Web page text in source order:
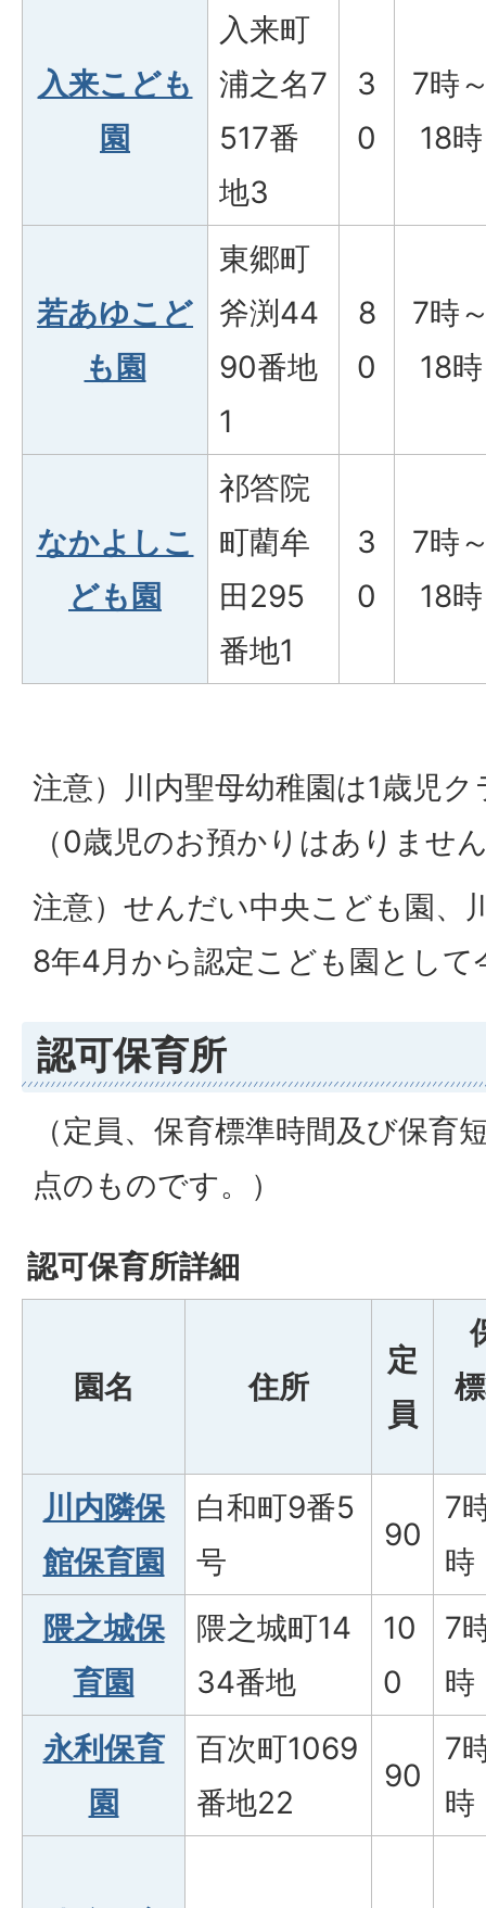
入来こども
園
入来町
浦之名7
517番
地3
3
0
7時
18時
若あゆこど
も園
東郷町
斧渕44
90番地
1
8
0
7時
18時
なかよしこ
ども園
祁答院
町藺牟
田295
番地1
3
0
7時
18時
注意）川内聖母幼稚園は1歳児
（0歳児のお預かりはありませ
注意）せんだい中央こども園、
8年4月から認定こども園として
認可保育所
（定員、保育標準時間及び保育
点のものです。）
認可保育所詳細
園名 住所
定
員
川内隣保
館保育園
白和町9番5
号
90
7
時
隈之城保
育園
隈之城町14
34番地
10
0
7
時
永利保育
園
百次町1069
番地22
90
7
時